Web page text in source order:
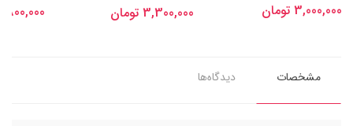
3,000,000 تومان 3,300,000 تومان 2,800,000 تومان
مشخصات دیدگاه‌ها